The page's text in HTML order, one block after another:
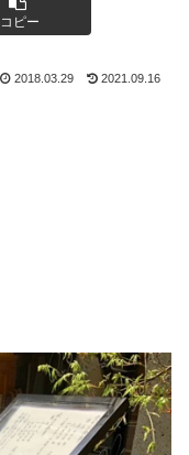
コピー
2018.03.29 2021.09.16